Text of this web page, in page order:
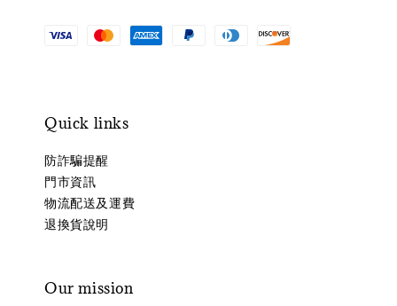
Quick links
防詐騙提醒
門市資訊
物流配送及運費
退換貨說明
Our mission